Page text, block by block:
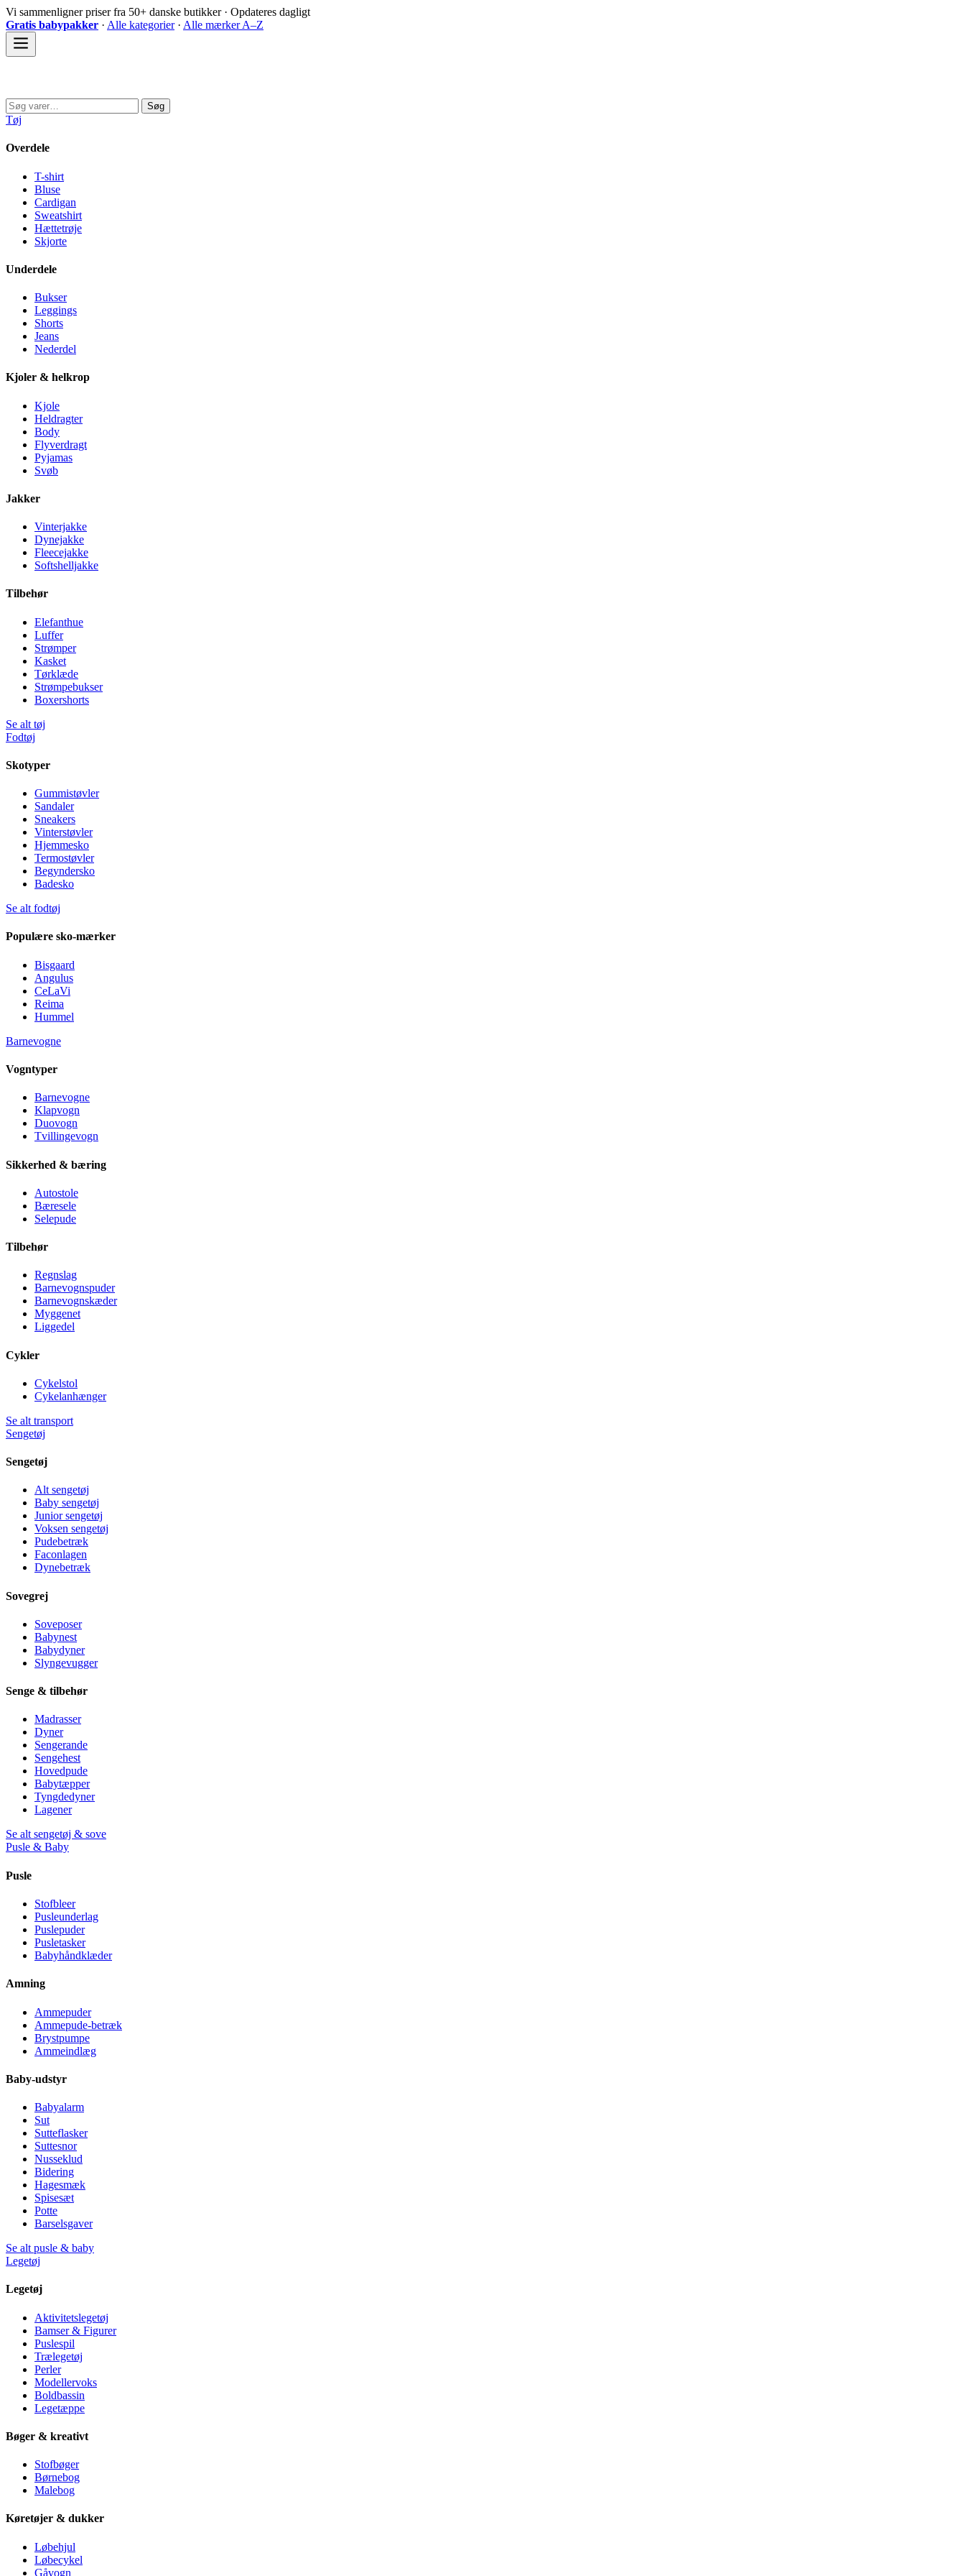
Spring
til
indhold
Vi sammenligner priser fra 50+ danske butikker · Opdateres dagligt
Gratis babypakker · Alle kategorier· Alle mærker A–Z
Søg
efter:
Søg
Tøj
Overdele
T-shirt
Bluse
Cardigan
Sweatshirt
Hættetrøje
Skjorte
Underdele
Bukser
Leggings
Shorts
Jeans
Nederdel
Kjoler & helkrop
Kjole
Heldragter
Body
Flyverdragt
Pyjamas
Svøb
Jakker
Vinterjakke
Dynejakke
Fleecejakke
Softshelljakke
Tilbehør
Elefanthue
Luffer
Strømper
Kasket
Tørklæde
Strømpebukser
Boxershorts
Se alt tøj
Fodtøj
Skotyper
Gummistøvler
Sandaler
Sneakers
Vinterstøvler
Hjemmesko
Termostøvler
Begyndersko
Badesko
Se alt fodtøj
Populære sko-mærker
Bisgaard
Angulus
CeLaVi
Reima
Hummel
Barnevogne
Vogntyper
Barnevogne
Klapvogn
Duovogn
Tvillingevogn
Sikkerhed & bæring
Autostole
Bæresele
Selepude
Tilbehør
Regnslag
Barnevognspuder
Barnevognskæder
Myggenet
Liggedel
Cykler
Cykelstol
Cykelanhænger
Se alt transport
Sengetøj
Sengetøj
Alt sengetøj
Baby sengetøj
Junior sengetøj
Voksen sengetøj
Pudebetræk
Faconlagen
Dynebetræk
Sovegrej
Soveposer
Babynest
Babydyner
Slyngevugger
Senge & tilbehør
Madrasser
Dyner
Sengerande
Sengehest
Hovedpude
Babytæpper
Tyngdedyner
Lagener
Se alt sengetøj & sove
Pusle & Baby
Pusle
Stofbleer
Pusleunderlag
Puslepuder
Pusletasker
Babyhåndklæder
Amning
Ammepuder
Ammepude-betræk
Brystpumpe
Ammeindlæg
Baby-udstyr
Babyalarm
Sut
Sutteflasker
Suttesnor
Nusseklud
Bidering
Hagesmæk
Spisesæt
Potte
Barselsgaver
Se alt pusle & baby
Legetøj
Legetøj
Aktivitetslegetøj
Bamser & Figurer
Puslespil
Trælegetøj
Perler
Modellervoks
Boldbassin
Legetæppe
Bøger & kreativt
Stofbøger
Børnebog
Malebog
Køretøjer & dukker
Løbehjul
Løbecykel
Gåvogn